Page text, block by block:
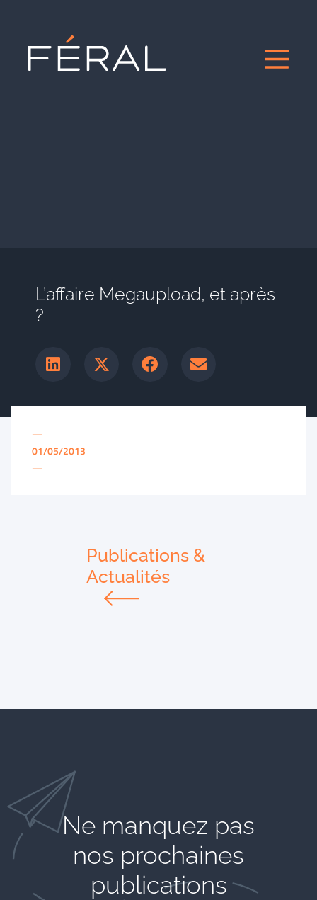
L’affaire Megaupload, et après
?
—
01/05/2013
—
Publications &
Actualités
Ne manquez pas
nos prochaines
publications